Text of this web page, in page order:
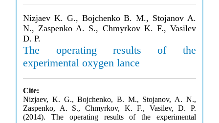
Nizjaev K. G., Bojchenko B. M., Stojanov A.
N., Zaspenko A. S., Chmyrkov K. F., Vasilev
D. P.
The operating results of the
experimental oxygen lance
Cite:
Nizjaev, K. G., Bojchenko, B. M., Stojanov, A. N.,
Zaspenko, A. S., Chmyrkov, K. F., Vasilev, D. P.
(2014). The operating results of the experimental